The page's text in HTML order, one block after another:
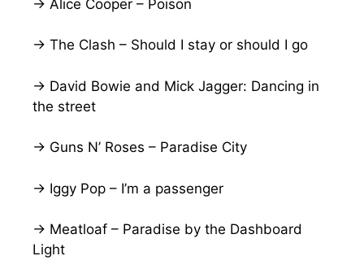
→ Alice Cooper – Poison
→ The Clash – Should I stay or should I go
→ David Bowie and Mick Jagger: Dancing in
the street
→ Guns N’ Roses – Paradise City
→ Iggy Pop – I’m a passenger
→ Meatloaf – Paradise by the Dashboard
Light